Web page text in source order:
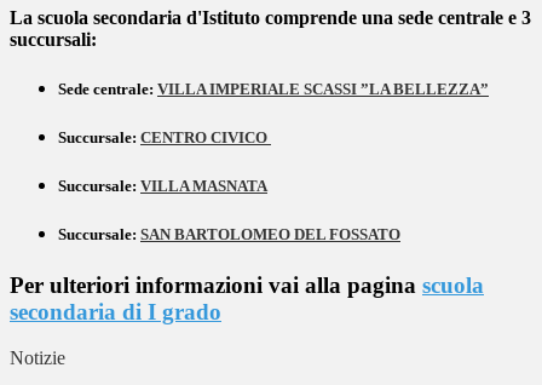
La scuola secondaria d'Istituto comprende una sede centrale e 3
succursali:
Sede centrale: VILLA IMPERIALE SCASSI ”LA BELLEZZA”
Succursale: CENTRO CIVICO
Succursale: VILLA MASNATA
Succursale: SAN BARTOLOMEO DEL FOSSATO
Per ulteriori informazioni vai alla pagina scuola
secondaria di I grado
Notizie